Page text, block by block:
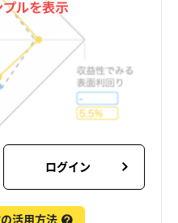
ログイン
活用方法